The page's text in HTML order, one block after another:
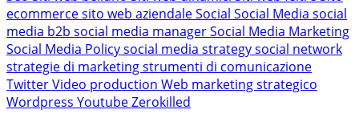
ecommercesito web aziendaleSocial Social Media social
media b2b social media managerSocial Media Marketing
Social Media Policysocial media strategysocial network
strategie di marketingstrumenti di comunicazione
TwitterVideo production Web marketing strategico
Wordpress YoutubeZerokilled